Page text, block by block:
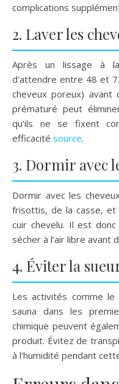
complications
2. Laver les
Après un lissage à
d’attendre entre 48 et
cheveux poreux) avant
prématuré peut
qu’ils ne se fixent
efficacité source.
3. Dormir avec
Dormir avec les
frisottis, de la casse, et
cuir chevelu. Il est
sécher à l’air libre avant
4. Éviter la
Les activités comme le
sauna dans les
chimique peuvent
produit. Évitez de
à l’humidité pendant